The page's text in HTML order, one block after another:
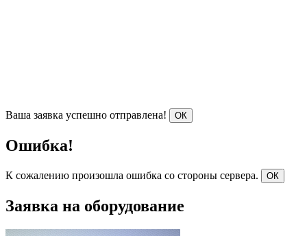
Ваша заявка успешно отправлена! ОК
Ошибка!
К сожалению произошла ошибка со стороны сервера. ОК
Заявка на оборудование